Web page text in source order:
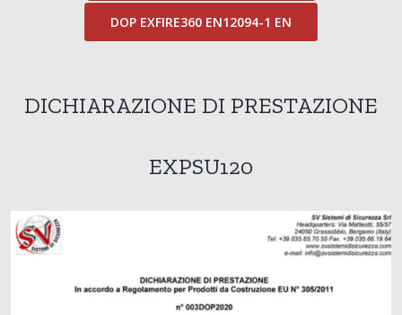
DOP EXFIRE360 EN12094-1 EN
DICHIARAZIONE DI PRESTAZIONE
EXPSU120